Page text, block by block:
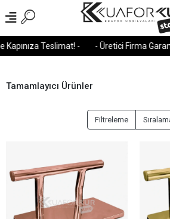
Teslimat! - - Üretici Firma
Tamamlayıcı Ürünler
Filtreleme